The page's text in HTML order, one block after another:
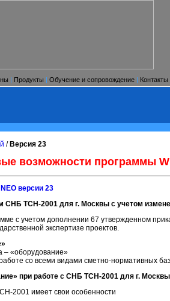
| Продукты | Обучение и сопровождение | Контакты
/ Версия 23
возможности программы
версии 23
СНБ ТСН-2001 для г. Москвы с учетом
с учетом дополнении 67 утвержденном
экспертизе проектов.
– «оборудование»
со всеми видами сметно-нормативных
при работе с СНБ ТСН-2001 для г. Москвы
2001 имеет свои особенности